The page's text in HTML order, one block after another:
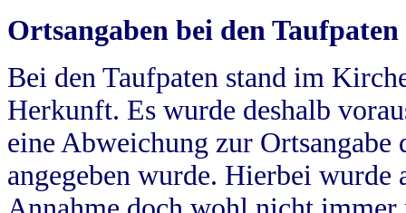
Ortsangaben bei den Taufpaten
Bei den Taufpaten stand im
Herkunft. Es wurde deshalb
eine Abweichung zur
angegeben wurde. Hierbei wurde